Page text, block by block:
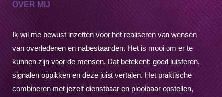
OVER MIJ
Ik wil me bewust inzetten voor het realiseren van wensen
van overledenen en nabestaanden. Het is mooi om er te
kunnen zijn voor de mensen. Dat betekent: goed luisteren,
signalen oppikken en deze juist vertalen. Het praktische
combineren met jezelf dienstbaar en plooibaar opstellen,